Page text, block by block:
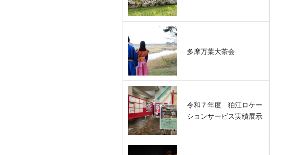
多摩万葉大茶会
令和７年度 狛江ロケー
ションサービス実績展示